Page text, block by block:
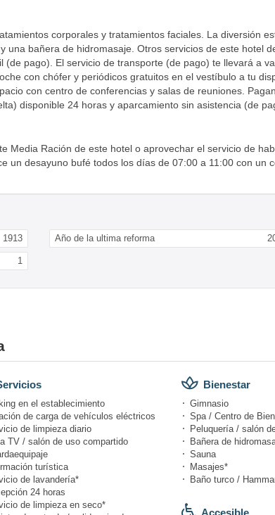
corporales y tratamientos faciales. La diversión
una bañera de hidromasaje. Otros servicios de este hotel
pago). El servicio de transporte (de pago) te llevará a
con chófer y periódicos gratuitos en el vestíbulo a tu
con centro de conferencias y salas de reuniones.
disponible 24 horas y aparcamiento sin asistencia (de
Media Ración de este hotel o aprovechar el servicio de
un desayuno bufé todos los días de 07:00 a 11:00 con un
1913 Año de la ultima reforma
1
en el establecimiento
de carga de vehículos eléctricos
de limpieza diario
TV / salón de uso compartido
turística
de lavandería*
24 horas
de limpieza en seco*
Bienestar
Gimnasio
Spa / Centro de
Peluquería / salón
Bañera de
Sauna
Masajes*
Baño turco /
Accesible